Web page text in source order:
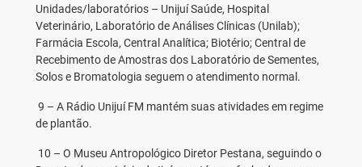
Unidades/laboratórios – Unijuí Saúde, Hospital
Veterinário, Laboratório de Análises Clínicas (Unilab);
Farmácia Escola, Central Analítica; Biotério; Central de
Recebimento de Amostras dos Laboratório de Sementes,
Solos e Bromatologia seguem o atendimento normal.
9 – A Rádio Unijuí FM mantém suas atividades em regime
de plantão.
10 – O Museu Antropológico Diretor Pestana, seguindo o